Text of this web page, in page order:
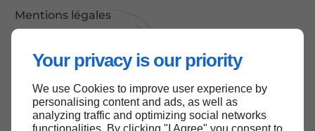
Your privacy is our priority
We use Cookies to improve user experience by
personalising content and ads, as well as
analyzing traffic and optimizing social networks
functionalities. By clicking "I Agree" you consent to
Mentions légales
Haut de page